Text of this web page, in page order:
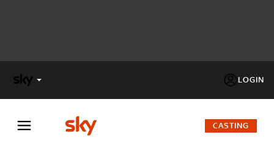
LOGIN
FACTOR
CASTING